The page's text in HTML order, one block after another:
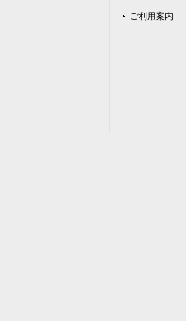
ご利用案内